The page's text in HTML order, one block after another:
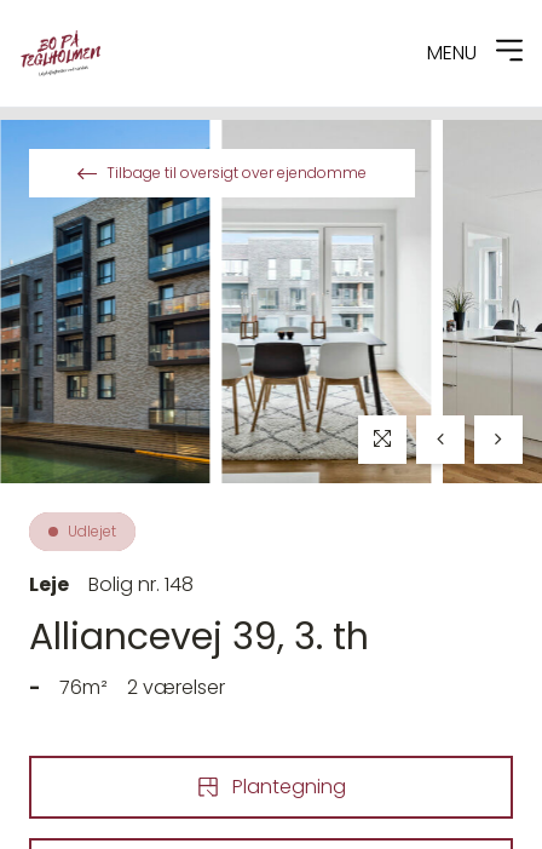
MENU
Tilbage til oversigt over ejendomme
Udlejet
Leje Bolig nr. 148
Alliancevej 39, 3. th
- 76m² 2 værelser
Plantegning